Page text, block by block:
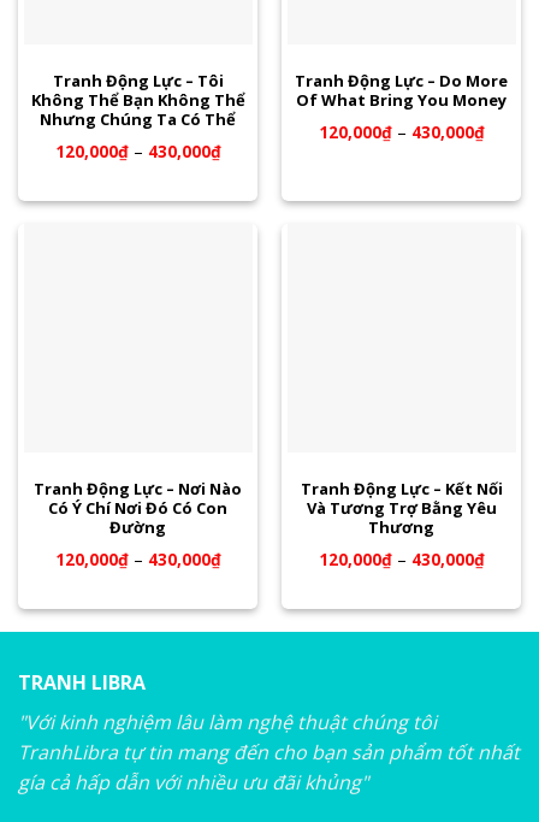
Tranh Động Lực – Tôi
Không Thể Bạn Không Thể
Nhưng Chúng Ta Có Thể
120,000₫– 430,000₫
Tranh Động Lực – Do More
Of What Bring You Money
120,000₫– 430,000₫
Tranh Động Lực – Nơi Nào
Có Ý Chí Nơi Đó Có Con
Đường
120,000₫– 430,000₫
Tranh Động Lực – Kết Nối
Và Tương Trợ Bằng Yêu
Thương
120,000₫– 430,000₫
TRANH LIBRA
"Với kinh nghiệm lâu làm nghệ thuật chúng tôi
TranhLibra tự tin mang đến cho bạn sản phẩm tốt nhất
gía cả hấp dẫn với nhiều ưu đãi khủng"